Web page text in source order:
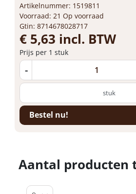
Artikelnummer: 1519811
Voorraad: 21 Op voorraad
Gtin: 8714678028717
€ 5,63 incl. BTW
Prijs per 1 stuk
-
stuk
Bestel nu!
Aantal producten